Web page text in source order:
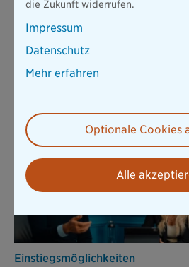
Hat dich überzeugt, was du
Teams.
Das könnte dich auch
Einstiegs­möglichkeiten
die Zukunft widerrufen.
Impressum
Datenschutz
Mehr erfahren
Optionale Cookies
Alle